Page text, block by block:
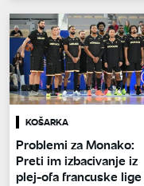
KOŠARKA
Problemi za Monako:
Preti im izbacivanje iz
plej-ofa francuske lige